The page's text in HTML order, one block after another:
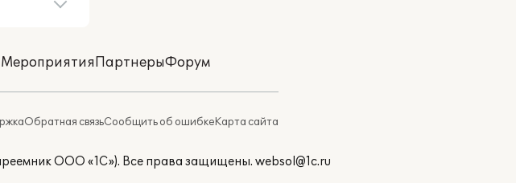
МероприятияПартнерыФорум
Обратная связьСообщить об ошибкеКарта сайта
ООО «1С»). Все права защищены. websol@1c.ru